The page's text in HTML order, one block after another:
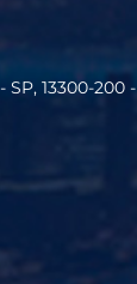
13300-200 -